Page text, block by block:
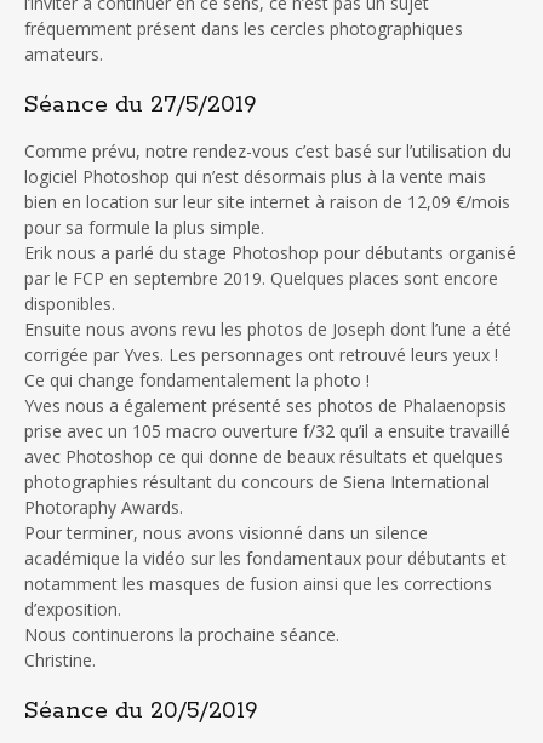
fréquemment présent dans les cercles photographiques
amateurs.
Séance du 27/5/2019
Comme prévu, notre rendez-vous c’est basé sur l’utilisation du
logiciel Photoshop qui n’est désormais plus à la vente mais
bien en location sur leur site internet à raison de 12,09 €/mois
pour sa formule la plus simple.
Erik nous a parlé du stage Photoshop pour débutants organisé
par le FCP en septembre 2019. Quelques places sont encore
disponibles.
Ensuite nous avons revu les photos de Joseph dont l’une a été
corrigée par Yves. Les personnages ont retrouvé leurs yeux !
Ce qui change fondamentalement la photo !
Yves nous a également présenté ses photos de Phalaenopsis
prise avec un 105 macro ouverture f/32 qu’il a ensuite travaillé
avec Photoshop ce qui donne de beaux résultats et quelques
photographies résultant du concours de Siena International
Photoraphy Awards.
Pour terminer, nous avons visionné dans un silence
académique la vidéo sur les fondamentaux pour débutants et
notamment les masques de fusion ainsi que les corrections
d’exposition.
Nous continuerons la prochaine séance.
Christine.
Séance du 20/5/2019